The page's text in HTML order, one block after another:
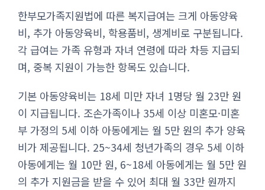
한부모가족지원법에 따른 복지급여는 크게 아동양육
비, 추가 아동양육비, 학용품비, 생계비로 구분됩니다.
각 급여는 가족 유형과 자녀 연령에 따라 차등 지급되
며, 중복 지원이 가능한 항목도 있습니다.
기본 아동양육비는 18세 미만 자녀 1명당 월 23만 원
이 지급됩니다. 조손가족이나 35세 이상 미혼모·미혼
부 가정의 5세 이하 아동에게는 월 5만 원의 추가 양육
비가 제공됩니다. 25~34세 청년가족의 경우 5세 이하
아동에게는 월 10만 원, 6~18세 아동에게는 월 5만 원
의 추가 지원금을 받을 수 있어 최대 월 33만 원까지